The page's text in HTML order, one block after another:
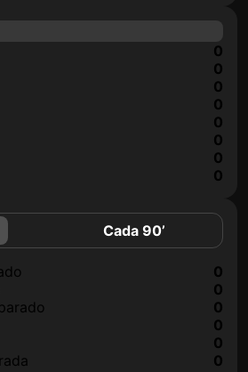
0
0
0
0
0
0
0
0
Cada 90’
0
0
0
0
0
0